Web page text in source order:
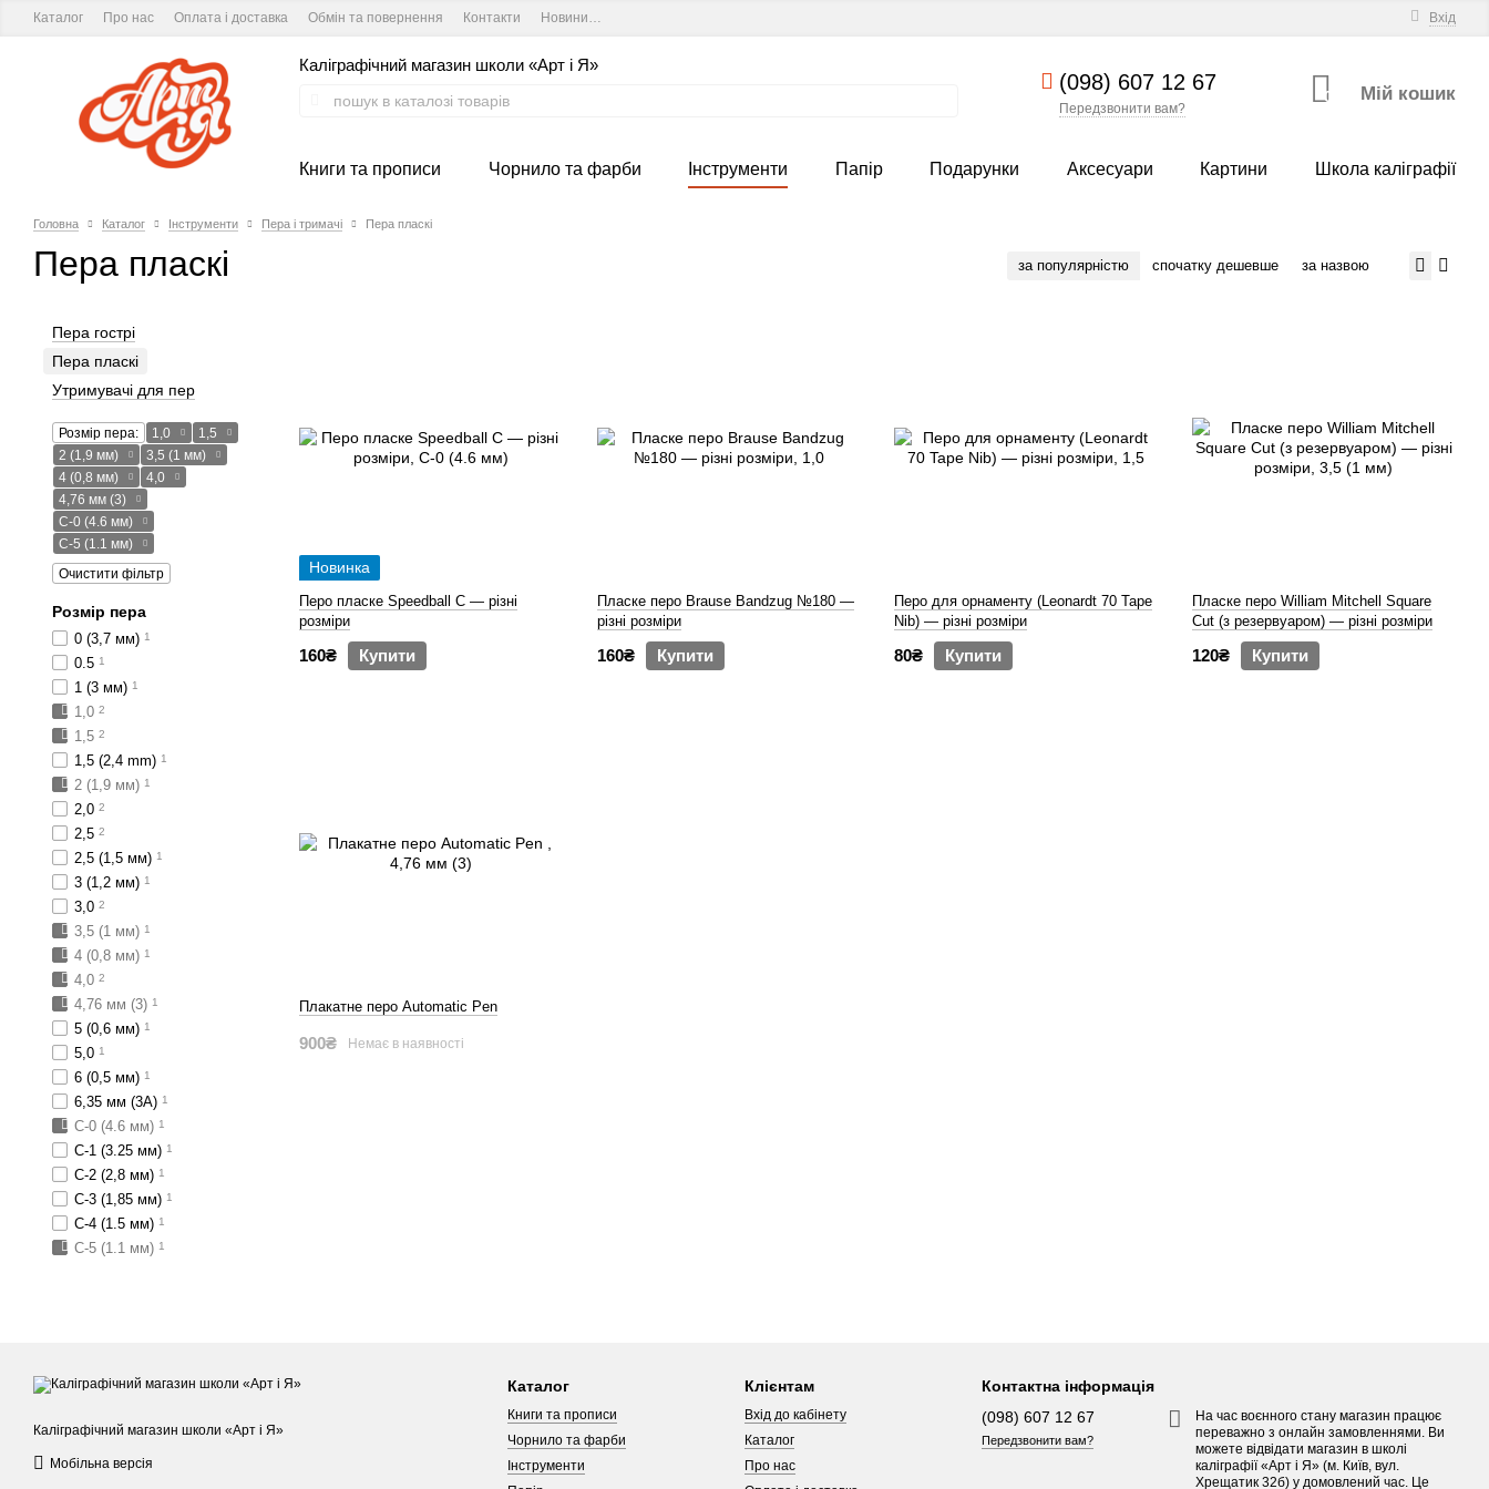
Каталог Про нас Оплата і доставка Обмін та повернення Контакти Новини та курси студії Вхід
Каліграфічний магазин школи «Арт і Я»
(098) 607 12 67
Передзвонити вам?
0 Мій кошик
Книги та прописи Чорнило та фарби Інструменти Папір Подарунки Аксесуари Картини Школа каліграфії
Головна Каталог Інструменти Пера і тримачі Пера пласкі
Пера пласкі за популярністю спочатку дешевше за назвою
Новинка
Перо пласке Speedball C — різні
розміри
160₴ Купити
Пласке перо Brause Bandzug №180 —
різні розміри
160₴ Купити
Перо для орнаменту (Leonardt 70 Tape
Nib) — різні розміри
80₴ Купити
Пласке перо William Mitchell Square
Cut (з резервуаром) — різні розміри
120₴ Купити
Плакатне перо Automatic Pen
900₴ Немає в наявності
Пера гострі
Пера пласкі
Утримувачі для пер
Розмір пера: 1,0
1,5
2 (1,9 мм)
3,5 (1 мм)
4 (0,8 мм)
4,0
4,76 мм (3)
C-0 (4.6 мм)
C-5 (1.1 мм)
Очистити фільтр
Розмір пера
0 (3,7 мм) 1
0.5 1
1 (3 мм) 1
1,0 2
1,5 2
1,5 (2,4 mm) 1
2 (1,9 мм) 1
2,0 2
2,5 2
2,5 (1,5 мм) 1
3 (1,2 мм) 1
3,0 2
3,5 (1 мм) 1
4 (0,8 мм) 1
4,0 2
4,76 мм (3) 1
5 (0,6 мм) 1
5,0 1
6 (0,5 мм) 1
6,35 мм (3А) 1
C-0 (4.6 мм) 1
C-1 (3.25 мм) 1
C-2 (2,8 мм) 1
C-3 (1,85 мм) 1
C-4 (1.5 мм) 1
C-5 (1.1 мм) 1
Каліграфічний магазин школи «Арт і Я»
Мобільна версія
Каталог
Книги та прописи
Чорнило та фарби
Інструменти
Клієнтам
Вхід до кабінету
Каталог
Про нас
Контактна інформація
(098) 607 12 67
Передзвонити вам?
На час воєнного стану магазин працює
переважно з онлайн замовленнями. Ви
можете відвідати магазин в школі
каліграфії «Арт і Я» (м. Київ, вул.
Хрещатик 32б) у домовлений час. Це